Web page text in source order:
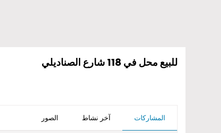
للبيع محل في 118 شارع الصناديلي
المشاركات آخر نشاط الصور